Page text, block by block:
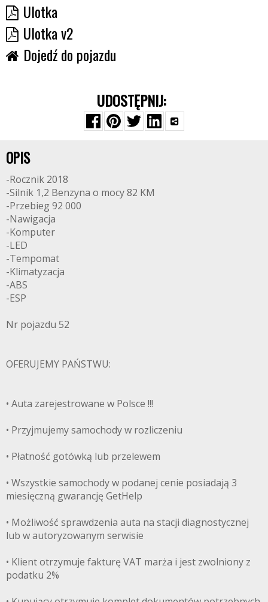
Ulotka
Ulotka v2
Dojedź do pojazdu
UDOSTĘPNIJ:
OPIS
-Rocznik 2018
-Silnik 1,2 Benzyna o mocy 82 KM
-Przebieg 92 000
-Nawigacja
-Komputer
-LED
-Tempomat
-Klimatyzacja
-ABS
-ESP
Nr pojazdu 52
OFERUJEMY PAŃSTWU:
• Auta zarejestrowane w Polsce !!!
• Przyjmujemy samochody w rozliczeniu
• Płatność gotówką lub przelewem
• Wszystkie samochody w podanej cenie posiadają 3
miesięczną gwarancję GetHelp
• Możliwość sprawdzenia auta na stacji diagnostycznej
lub w autoryzowanym serwisie
• Klient otrzymuje fakturę VAT marża i jest zwolniony z
podatku 2%